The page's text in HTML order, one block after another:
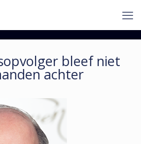
bleef niet
achter